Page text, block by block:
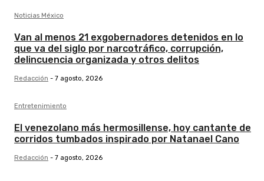
Noticias México
Van al menos 21 exgobernadores detenidos en lo
que va del siglo por narcotráfico, corrupción,
delincuencia organizada y otros delitos
Redacción - 7 agosto, 2026
Entretenimiento
El venezolano más hermosillense, hoy cantante de
corridos tumbados inspirado por Natanael Cano
Redacción - 7 agosto, 2026